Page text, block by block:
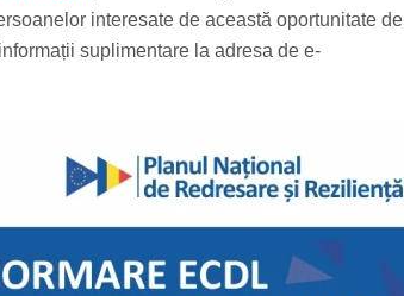
interesate de această oportunitate de
suplimentare la adresa de e-